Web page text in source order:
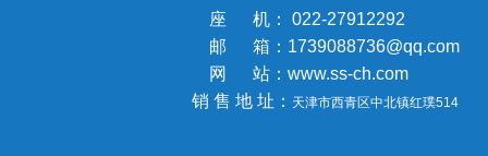
座 机： 022-27912292
邮 箱：1739088736@qq.com
网 站：www.ss-ch.com
销 售 地 址： 天津市西青区中北镇红璞514